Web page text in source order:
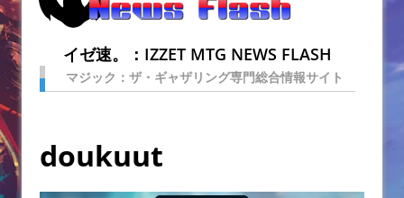
イゼ速。：IZZET MTG NEWS FLASH
マジック：ザ・ギャザリング専門総合情報サイト
doukuut